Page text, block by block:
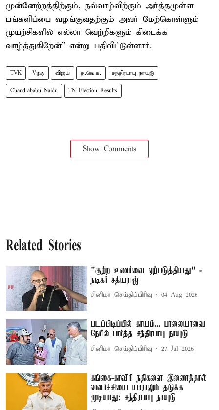
முன்னேற்றத்திற்கும், நல்வாழ்விற்கும் அர்த்தமுள்ள
பங்களிப்பை வழங்குவதற்கும் அவர் மேற்கொள்ளும்
முயற்சிகளில் எல்லா வெற்றிகளும் கிடைக்க
வாழ்த்துகிறேன்” என்று பதிவிட்டுள்ளார்.
TVK Vijay விஜய் த.வெ.க. சந்திரபாபு நாயுடு
Chandrababu Naidu TN Election Results
Show Comments
Related Stories
"குற்ற உணர்வை ஏற்படுத்தியது" -
நடிகர் சத்யராஜ்
சினிமா செய்திப்பிரிவு 04 Aug 2026
படப்பிடிப்பில் காயம்... பாலையாவை
நேரில் பார்த்த சந்திரபாபு நாயுடு
சினிமா செய்திப்பிரிவு 27 Jul 2026
கங்கை-காவிரி நதிகளை இணைத்தால்
வளர்ச்சியை யாராலும் தடுக்க
முடியாது: சந்திரபாபு நாயுடு